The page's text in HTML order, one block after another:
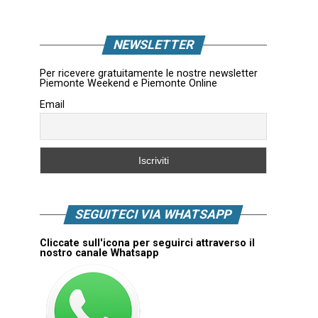
NEWSLETTER
Per ricevere gratuitamente le nostre newsletter
Piemonte Weekend e Piemonte Online
Email
SEGUITECI VIA WHATSAPP
Cliccate sull'icona per seguirci attraverso il
nostro canale Whatsapp